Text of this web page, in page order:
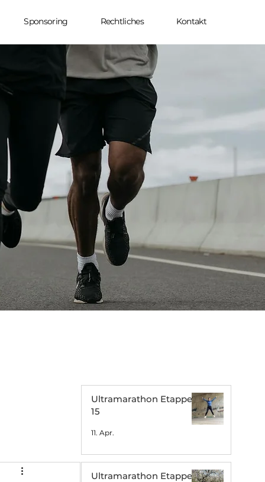
Sponsoring Rechtliches Kontakt
Ultramarathon Etappe
15
11. Apr.
Ultramarathon Etappe